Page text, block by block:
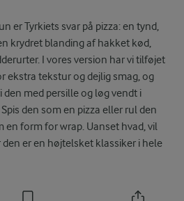
er Tyrkiets svar på pizza: en tynd,
krydret blanding af hakket kød,
I vores version har vi tilføjet
ekstra tekstur og dejlig smag, og
den med persille og løg vendt i
den som en pizza eller rul den
en form for wrap. Uanset hvad, vil
er en højtelsket klassiker i hele